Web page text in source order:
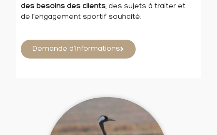
des besoins des clients, des sujets à traiter et
de l’engagement sportif souhaité.
Demande d'informations